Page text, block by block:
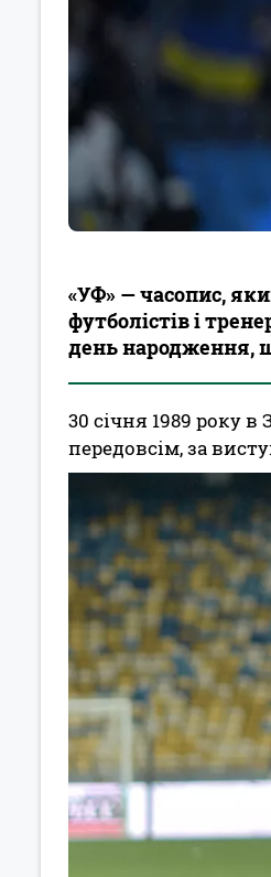
«УФ» — часопис,
футболістів і
день народження,
30 січня 1989 року в
передовсім, за